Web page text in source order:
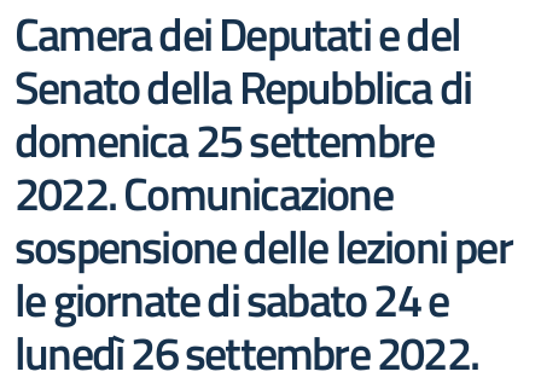
Camera dei Deputati e del
Senato della Repubblica di
domenica 25 settembre
2022. Comunicazione
sospensione delle lezioni per
le giornate di sabato 24 e
lunedì 26 settembre 2022.